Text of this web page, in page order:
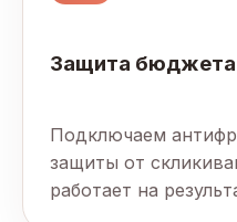
Защита бюджета
Подключаем
защиты от
работает на